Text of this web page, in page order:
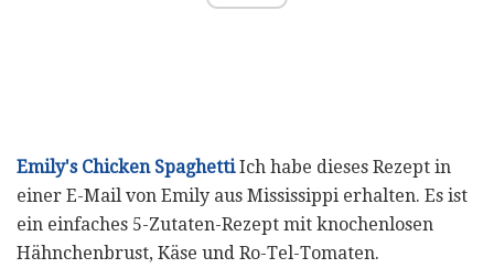
Emily's Chicken SpaghettiIch habe dieses Rezept in
einer E-Mail von Emily aus Mississippi erhalten. Es ist
ein einfaches 5-Zutaten-Rezept mit knochenlosen
Hähnchenbrust, Käse und Ro-Tel-Tomaten.